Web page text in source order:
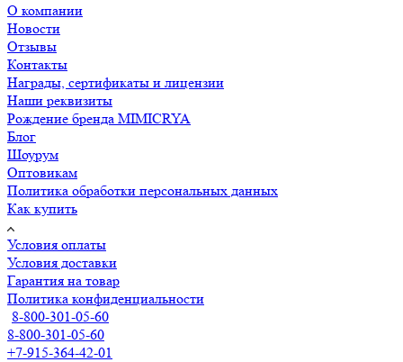
О компании
Новости
Отзывы
Контакты
Награды, сертификаты и лицензии
Наши реквизиты
Рождение бренда MIMICRYA
Блог
Шоурум
Оптовикам
Политика обработки персональных данных
Как купить
Условия оплаты
Условия доставки
Гарантия на товар
Политика конфиденциальности
8-800-301-05-60
8-800-301-05-60
+7-915-364-42-01